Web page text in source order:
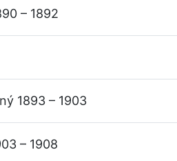
– 1892
1893 – 1903
– 1908